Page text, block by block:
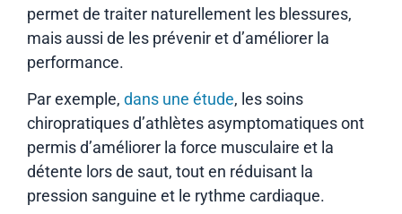
permet de traiter naturellement les blessures,
mais aussi de les prévenir et d’améliorer la
performance.
Par exemple, dans une étude, les soins
chiropratiques d’athlètes asymptomatiques ont
permis d’améliorer la force musculaire et la
détente lors de saut, tout en réduisant la
pression sanguine et le rythme cardiaque.